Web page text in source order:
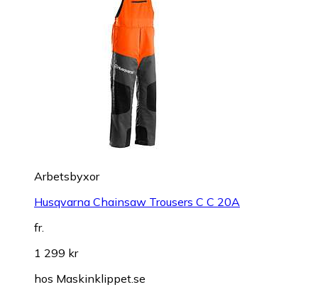
Arbetsbyxor
Husqvarna Chainsaw Trousers C C 20A
fr.
1 299 kr
hos Maskinklippet.se